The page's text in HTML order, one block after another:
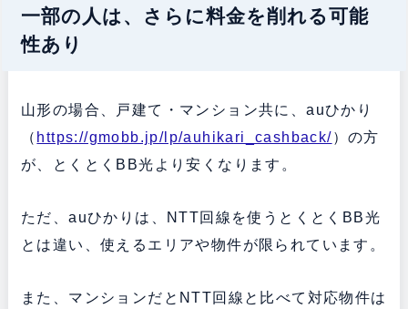
一部の人は、さらに料金を削れる可能
性あり
山形の場合、戸建て・マンション共に、auひかり
（ https://gmobb.jp/lp/auhikari_cashback/）の方
が、とくとくBB光より安くなります。
ただ、auひかりは、NTT回線を使うとくとくBB光
とは違い、使えるエリアや物件が限られています。
また、マンションだとNTT回線と比べて対応物件は